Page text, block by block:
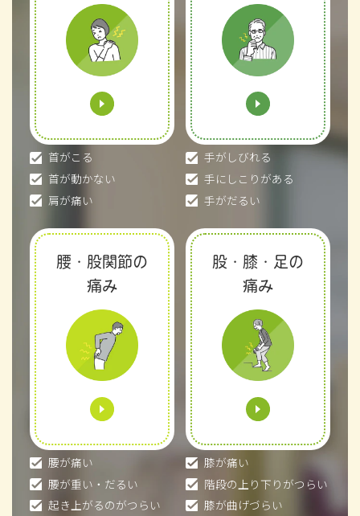
首がこる
首が動かない
肩が痛い
手がしびれる
手にしこりがある
手がだるい
腰・股関節の
痛み
腰が痛い
腰が重い・だるい
起き上がるのがつらい
股・膝・足の
痛み
膝が痛い
階段の上り下りがつらい
膝が曲げづらい